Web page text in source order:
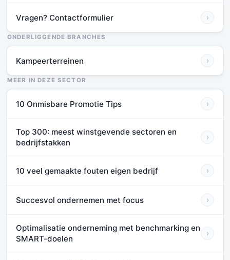
Vragen? Contactformulier ›
ONDERLIGGENDE BRANCHES
Kampeerterreinen ›
MEER IN DEZE SECTOR
10 Onmisbare Promotie Tips ›
Top 300: meest winstgevende sectoren en
bedrijfstakken
›
10 veel gemaakte fouten eigen bedrijf ›
Succesvol ondernemen met focus ›
Optimalisatie onderneming met benchmarking en
SMART-doelen
›